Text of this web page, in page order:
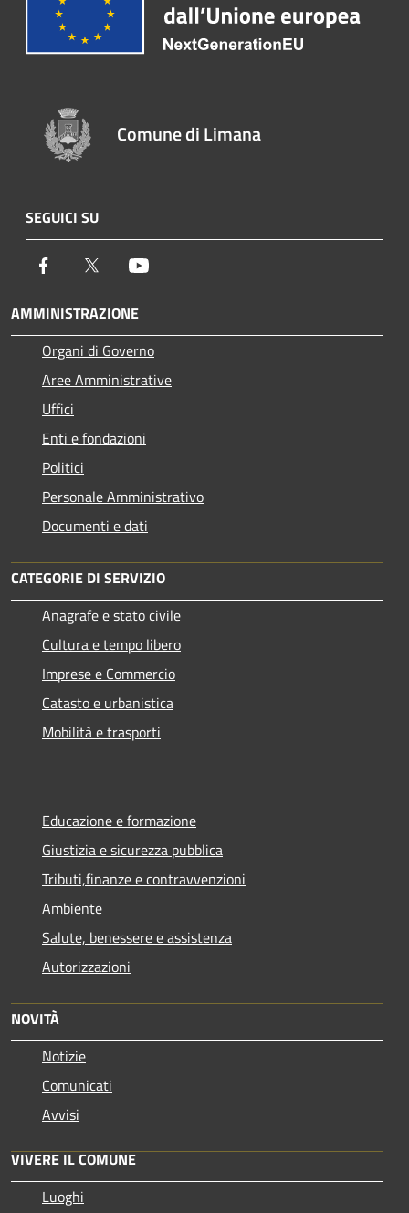
Comune di Limana
SEGUICI SU
Facebook Twitter
AMMINISTRAZIONE
Organi di Governo
Aree Amministrative
Uffici
Enti e fondazioni
Politici
Personale Amministrativo
Documenti e dati
CATEGORIE DI SERVIZIO
Anagrafe e stato civile
Cultura e tempo libero
Imprese e Commercio
Catasto e urbanistica
Mobilità e trasporti
Educazione e formazione
Giustizia e sicurezza pubblica
Tributi,finanze e contravvenzioni
Ambiente
Salute, benessere e assistenza
Autorizzazioni
NOVITÀ
Notizie
Comunicati
Avvisi
VIVERE IL COMUNE
Luoghi